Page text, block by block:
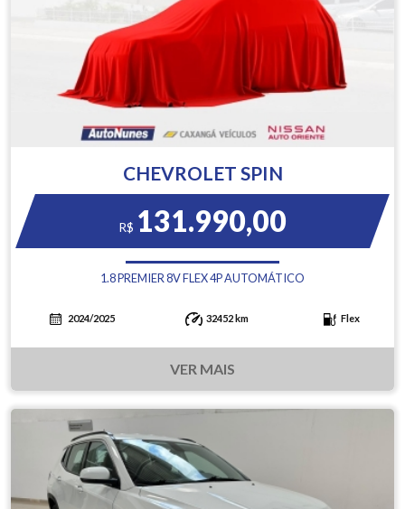
CHEVROLET SPIN
R$ 131.990,00
1.8 PREMIER 8V FLEX 4P AUTOMÁTICO
2024/2025 32452 km Flex
VER MAIS